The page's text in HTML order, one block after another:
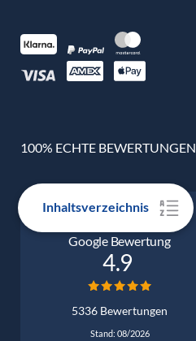
Inhaltsverzeichnis
100% ECHTE BEWERTUNGEN
Google Bewertung
4.9
5336 Bewertungen
Stand: 08/2026